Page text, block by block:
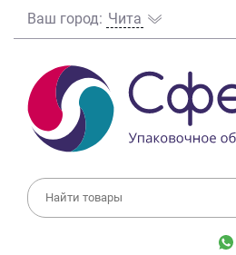
Ваш город: Чита